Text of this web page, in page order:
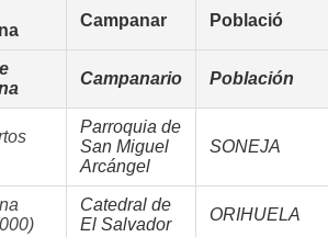
Campanar Població
Campanario Población
Parroquia de
San Miguel
Arcángel
SONEJA
Catedral de
El Salvador
ORIHUELA